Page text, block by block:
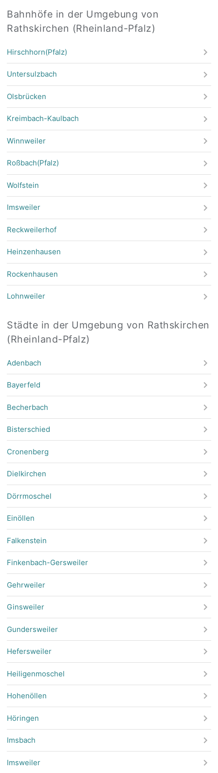
Bahnhöfe in der Umgebung von
Rathskirchen (Rheinland-Pfalz)
Hirschhorn(Pfalz)
Untersulzbach
Olsbrücken
Kreimbach-Kaulbach
Winnweiler
Roßbach(Pfalz)
Wolfstein
Imsweiler
Reckweilerhof
Heinzenhausen
Rockenhausen
Lohnweiler
Städte in der Umgebung von Rathskirchen
(Rheinland-Pfalz)
Adenbach
Bayerfeld
Becherbach
Bisterschied
Cronenberg
Dielkirchen
Dörrmoschel
Einöllen
Falkenstein
Finkenbach-Gersweiler
Gehrweiler
Ginsweiler
Gundersweiler
Hefersweiler
Heiligenmoschel
Hohenöllen
Höringen
Imsbach
Imsweiler